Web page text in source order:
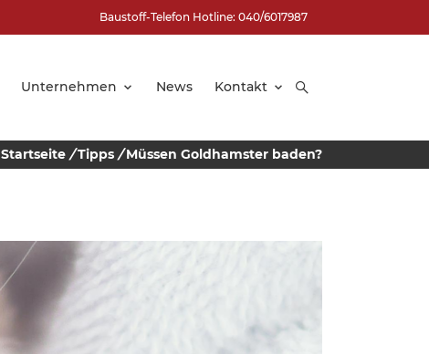
Baustoff-Telefon Hotline: 040/6017987
Unternehmen News Kontakt
Startseite / Tipps / Müssen Goldhamster baden?